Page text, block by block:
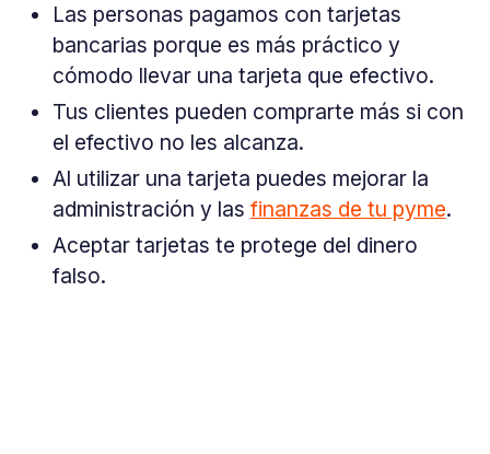
Las personas pagamos con tarjetas
bancarias porque es más práctico y
cómodo llevar una tarjeta que efectivo.
Tus clientes pueden comprarte más si con
el efectivo no les alcanza.
Al utilizar una tarjeta puedes mejorar la
administración y las finanzas de tu pyme.
Aceptar tarjetas te protege del dinero
falso.